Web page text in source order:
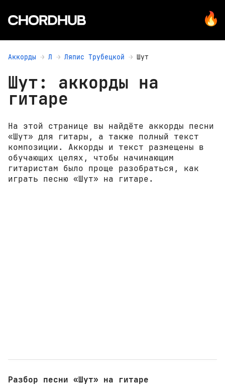
Аккорды Л Ляпис Трубецкой Шут
Шут: аккорды на
гитаре
На этой странице вы найдёте аккорды песни
«Шут» для гитары, а также полный текст
композиции. Аккорды и текст размещены в
обучающих целях, чтобы начинающим
гитаристам было проще разобраться, как
играть песню «Шут» на гитаре.
Разбор песни «Шут» на гитаре